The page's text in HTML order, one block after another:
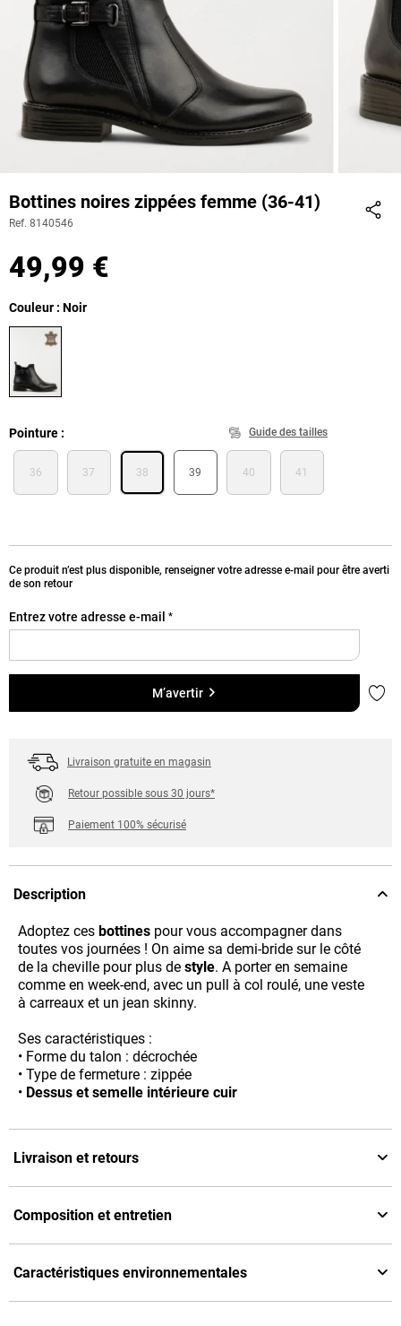
Bottines noires zippées femme (36-41)
Ref. 8140546
49,99 €
Couleur : Noir
Pointure Guide des tailles
36 37 38 39 40 41
Ce produit n’est plus disponible, renseigner votre adresse e-mail pour être averti
de son retour
Entrez votre adresse e-mail *
M’avertir
Livraison gratuite en magasin
Retour possible sous 30 jours*
Paiement 100% sécurisé
Description
Adoptez ces bottines pour vous accompagner dans
toutes vos journées ! On aime sa demi-bride sur le côté
de la cheville pour plus de style. A porter en semaine
comme en week-end, avec un pull à col roulé, une veste
à carreaux et un jean skinny.
Ses caractéristiques :
• Forme du talon : décrochée
• Type de fermeture : zippée
• Dessus et semelle intérieure cuir
Livraison et retours
Composition et entretien
Caractéristiques environnementales